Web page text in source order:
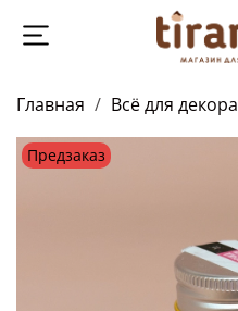
Главная Всё для декора
Предзаказ